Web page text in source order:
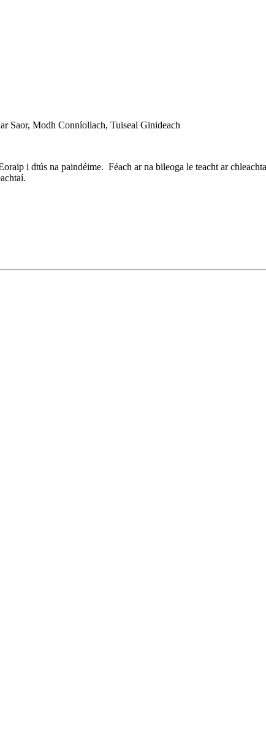
Saor, Modh Conníollach, Tuiseal Ginideach
i dtús na paindéime. Féach ar na bileoga le teacht ar